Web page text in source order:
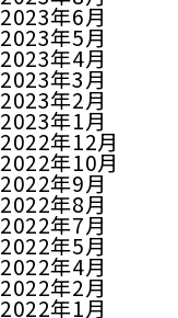
2023年6月
2023年5月
2023年4月
2023年3月
2023年2月
2023年1月
2022年12月
2022年10月
2022年9月
2022年8月
2022年7月
2022年5月
2022年4月
2022年2月
2022年1月